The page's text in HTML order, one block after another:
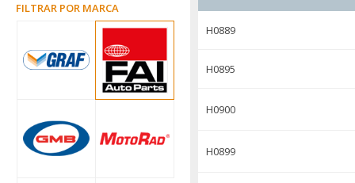
FILTRAR POR MARCA
H0889
H0895
H0900
H0899